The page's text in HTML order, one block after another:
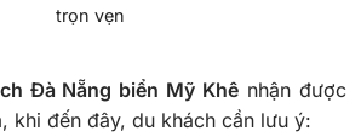
trọn vẹn
Đà Nẵng biển Mỹ Khê nhận được
khi đến đây, du khách cần lưu ý: